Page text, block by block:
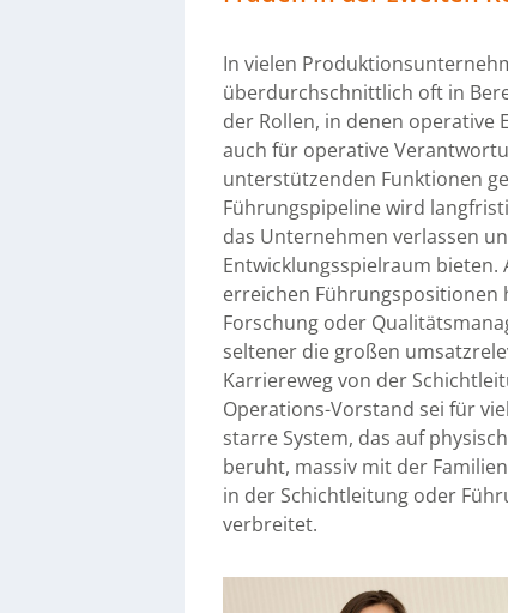
In vielen
überdurchschnittlich oft in
der Rollen, in denen operative
auch für operative
unterstützenden Funktionen
Führungspipeline wird
das Unternehmen verlassen
Entwicklungsspielraum bieten.
erreichen Führungspositionen
Forschung oder
seltener die großen
Karriereweg von der
Operations-Vorstand sei für
starre System, das auf
beruht, massiv mit der
in der Schichtleitung oder
verbreitet.